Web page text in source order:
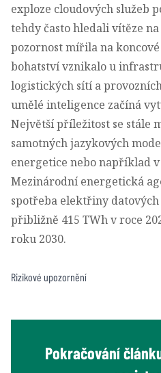
exploze cloudových služeb
tehdy často hledali vítěze
pozornost mířila na
bohatství vznikalo u
logistických sítí a
umělé inteligence začíná
Největší příležitost se stále
samotných jazykových
energetice nebo například
Mezinárodní energetická
spotřeba elektřiny
přibližně 415 TWh v roce
roku 2030.
Rizikové upozornění
Pokračování